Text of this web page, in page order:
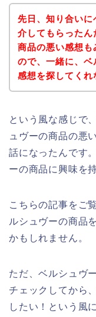
先日、知り合い
介してもらった
商品の悪い感想
ので、一緒に、
感想を探してくれ
という風な感じで
ュヴーの商品の悪
話になったんです
ーの商品に興味を
こちらの記事をご
ルシュヴーの商品
かもしれません。
ただ、ベルシュヴ
チェックしてから
したい！という風